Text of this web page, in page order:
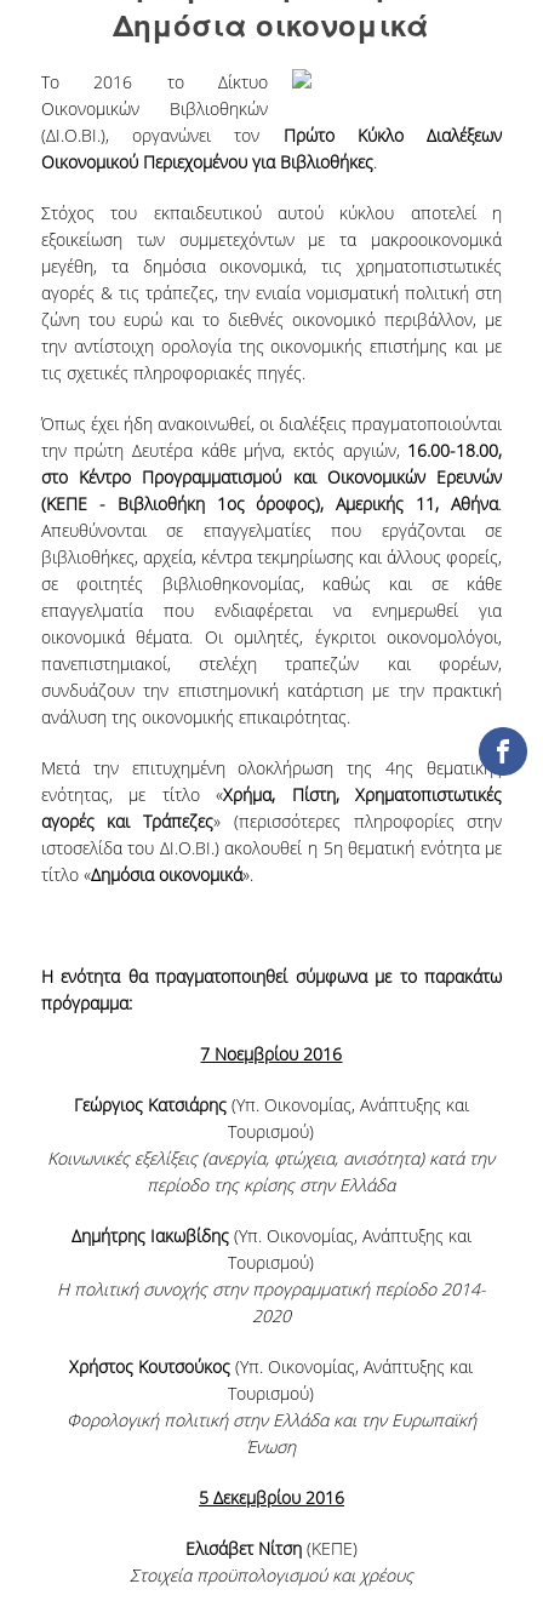
COLLECTIONS
ELECTRONIC
RESOURCES
DEPOSITORY LIBRARIES
SERVICES
BORROWING
COPYING – PRINTING
SERVICES
ACCESSIBILITY
TOOLS
LIBRARY GUIDES
REFERENCES
SCOPUS
GOOGLE SCHOLAR
CITATION REPORTS
HEAL LINK
HEAL-LINK PORTAL
QAUAL
COMMUNICATION
Δημόσια οικονομικά
Το 2016 το Δίκτυο
Οικονομικών Βιβλιοθηκών
(ΔΙ.Ο.ΒΙ.), οργανώνει τον Πρώτο Κύκλο Διαλέξεων
Οικονομικού Περιεχομένου για Βιβλιοθήκες.
Στόχος του εκπαιδευτικού αυτού κύκλου αποτελεί η
εξοικείωση των συμμετεχόντων με τα μακροοικονομικά
μεγέθη, τα δημόσια οικονομικά, τις χρηματοπιστωτικές
αγορές & τις τράπεζες, την ενιαία νομισματική πολιτική στη
ζώνη του ευρώ και το διεθνές οικονομικό περιβάλλον, με
την αντίστοιχη ορολογία της οικονομικής επιστήμης και με
τις σχετικές πληροφοριακές πηγές.
Όπως έχει ήδη ανακοινωθεί, οι διαλέξεις πραγματοποιούνται
την πρώτη Δευτέρα κάθε μήνα, εκτός αργιών, 16.00-18.00,
στο Κέντρο Προγραμματισμού και Οικονομικών Ερευνών
(ΚΕΠΕ - Βιβλιοθήκη 1ος όροφος), Αμερικής 11, Αθήνα.
Απευθύνονται σε επαγγελματίες που εργάζονται σε
βιβλιοθήκες, αρχεία, κέντρα τεκμηρίωσης και άλλους φορείς,
σε φοιτητές βιβλιοθηκονομίας, καθώς και σε κάθε
επαγγελματία που ενδιαφέρεται να ενημερωθεί για
οικονομικά θέματα. Οι ομιλητές, έγκριτοι οικονομολόγοι,
πανεπιστημιακοί, στελέχη τραπεζών και φορέων,
συνδυάζουν την επιστημονική κατάρτιση με την πρακτική
ανάλυση της οικονομικής επικαιρότητας.
Μετά την επιτυχημένη ολοκλήρωση της 4ης θεματικής
ενότητας, με τίτλο «Χρήμα, Πίστη, Χρηματοπιστωτικές
αγορές και Τράπεζες» (περισσότερες πληροφορίες στην
ιστοσελίδα του ΔΙ.Ο.ΒΙ.) ακολουθεί η 5η θεματική ενότητα με
τίτλο «Δημόσια οικονομικά».
Η ενότητα θα πραγματοποιηθεί σύμφωνα με το παρακάτω
πρόγραμμα:
7 Νοεμβρίου 2016
Γεώργιος Κατσιάρης(Υπ. Οικονομίας, Ανάπτυξης και
Τουρισμού)
Κοινωνικές εξελίξεις (ανεργία, φτώχεια, ανισότητα) κατά την
περίοδο της κρίσης στην Ελλάδα
Δημήτρης Ιακωβίδης(Υπ. Οικονομίας, Ανάπτυξης και
Τουρισμού)
Η πολιτική συνοχής στην προγραμματική περίοδο 2014-
2020
Χρήστος Κουτσούκος (Υπ. Οικονομίας, Ανάπτυξης και
Τουρισμού)
Φορολογική πολιτική στην Ελλάδα και την Ευρωπαϊκή
Ένωση
5 Δεκεμβρίου 2016
Ελισάβετ Νίτση(ΚΕΠΕ)
Στοιχεία προϋπολογισμού και χρέους